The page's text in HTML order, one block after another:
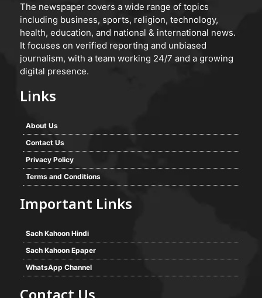
The newspaper covers a wide range of topics
including business, sports, religion, technology,
health, education, and national & international news.
It focuses on verified reporting and unbiased
journalism, with a team working 24/7 and a growing
digital presence.
Links
About Us
Contact Us
Privacy Policy
Terms and Conditions
Important Links
Sach Kahoon Hindi
Sach Kahoon Epaper
WhatsApp Channel